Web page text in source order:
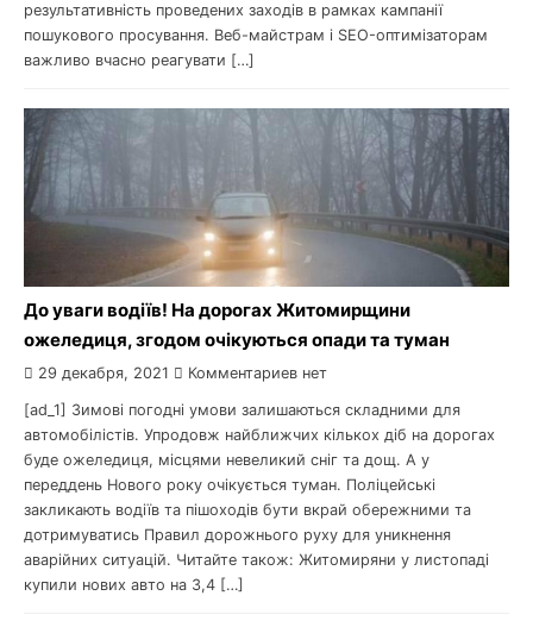
результативність проведених заходів в рамках кампанії
пошукового просування. Веб-майстрам і SEO-оптимізаторам
важливо вчасно реагувати […]
До уваги водіїв! На дорогах Житомирщини
ожеледиця, згодом очікуються опади та туман
29 декабря, 2021 Комментариев нет
[ad_1] Зимові погодні умови залишаються складними для
автомобілістів. Упродовж найближчих кількох діб на дорогах
буде ожеледиця, місцями невеликий сніг та дощ. А у
переддень Нового року очікується туман. Поліцейські
закликають водіїв та пішоходів бути вкрай обережними та
дотримуватись Правил дорожнього руху для уникнення
аварійних ситуацій. Читайте також: Житомиряни у листопаді
купили нових авто на 3,4 […]